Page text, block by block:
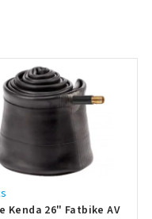
Kenda 26" Fatbike AV